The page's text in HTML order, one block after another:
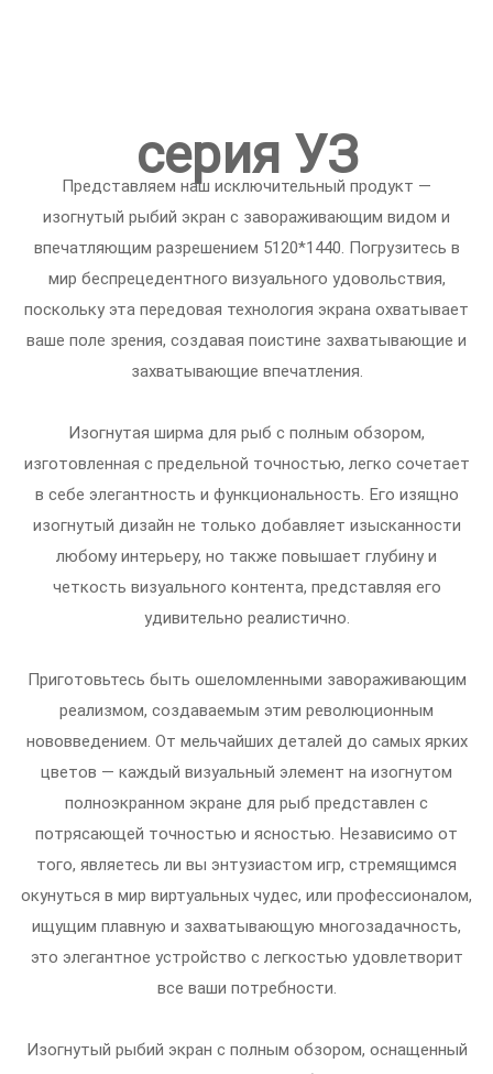
серия УЗ
Представляем наш исключительный продукт —
изогнутый рыбий экран с завораживающим видом и
впечатляющим разрешением 5120*1440. Погрузитесь в
мир беспрецедентного визуального удовольствия,
поскольку эта передовая технология экрана охватывает
ваше поле зрения, создавая поистине захватывающие и
захватывающие впечатления.
Изогнутая ширма для рыб с полным обзором,
изготовленная с предельной точностью, легко сочетает
в себе элегантность и функциональность. Его изящно
изогнутый дизайн не только добавляет изысканности
любому интерьеру, но также повышает глубину и
четкость визуального контента, представляя его
удивительно реалистично.
Приготовьтесь быть ошеломленными завораживающим
реализмом, создаваемым этим революционным
нововведением. От мельчайших деталей до самых ярких
цветов — каждый визуальный элемент на изогнутом
полноэкранном экране для рыб представлен с
потрясающей точностью и ясностью. Независимо от
того, являетесь ли вы энтузиастом игр, стремящимся
окунуться в мир виртуальных чудес, или профессионалом,
ищущим плавную и захватывающую многозадачность,
это элегантное устройство с легкостью удовлетворит
все ваши потребности.
Изогнутый рыбий экран с полным обзором, оснащенный